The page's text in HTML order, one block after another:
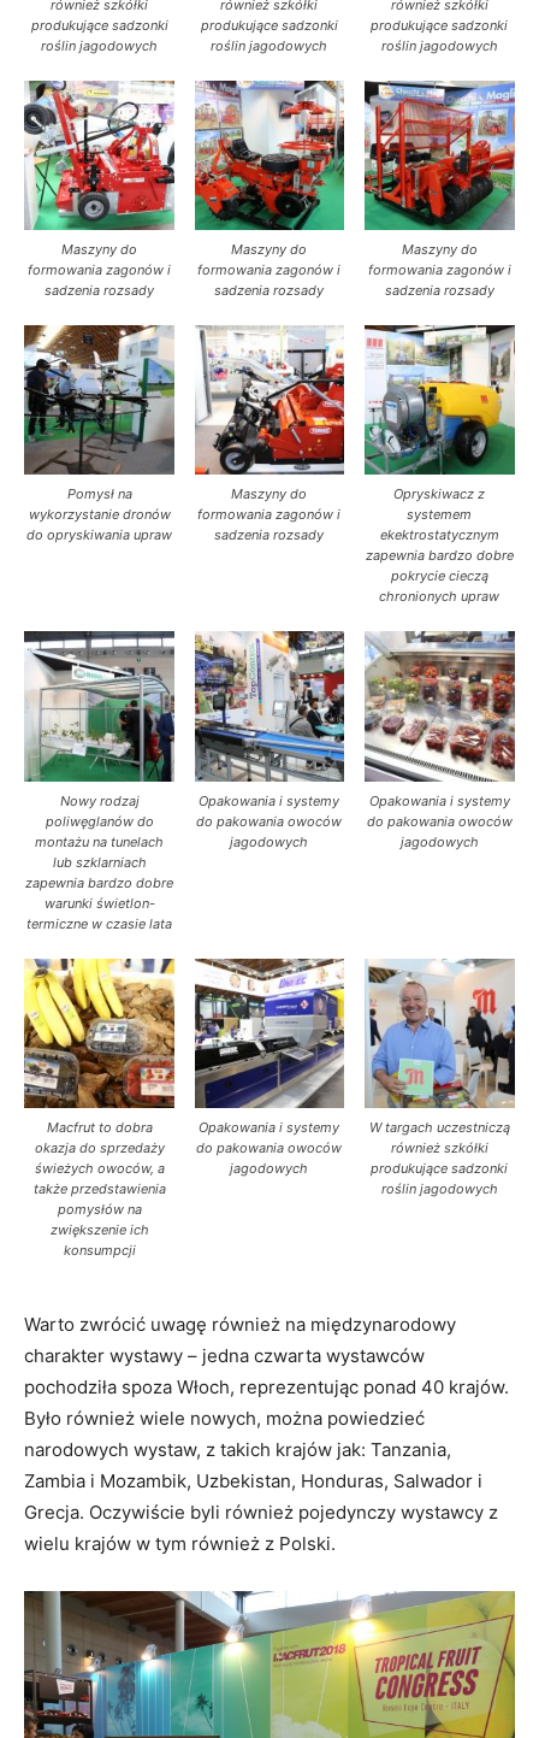
również szkółki
produkujące sadzonki
roślin jagodowych
również szkółki
produkujące sadzonki
roślin jagodowych
również szkółki
produkujące sadzonki
roślin jagodowych
Maszyny do
formowania zagonów i
sadzenia rozsady
Maszyny do
formowania zagonów i
sadzenia rozsady
Maszyny do
formowania zagonów i
sadzenia rozsady
Pomysł na
wykorzystanie dronów
do opryskiwania upraw
Maszyny do
formowania zagonów i
sadzenia rozsady
Opryskiwacz z
systemem
ekektrostatycznym
zapewnia bardzo dobre
pokrycie cieczą
chronionych upraw
Nowy rodzaj
poliwęglanów do
montażu na tunelach
lub szklarniach
zapewnia bardzo dobre
warunki świetlon-
termiczne w czasie lata
Opakowania i systemy
do pakowania owoców
jagodowych
Opakowania i systemy
do pakowania owoców
jagodowych
Macfrut to dobra
okazja do sprzedaży
świeżych owoców, a
także przedstawienia
pomysłów na
zwiększenie ich
konsumpcji
Opakowania i systemy
do pakowania owoców
jagodowych
W targach uczestniczą
również szkółki
produkujące sadzonki
roślin jagodowych
Warto zwrócić uwagę również na międzynarodowy
charakter wystawy – jedna czwarta wystawców
pochodziła spoza Włoch, reprezentując ponad 40 krajów.
Było również wiele nowych, można powiedzieć
narodowych wystaw, z takich krajów jak: Tanzania,
Zambia i Mozambik, Uzbekistan, Honduras, Salwador i
Grecja. Oczywiście byli również pojedynczy wystawcy z
wielu krajów w tym również z Polski.